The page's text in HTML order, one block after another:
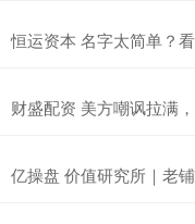
恒运资本 名字太简单？
财盛配资 美方嘲讽拉满
亿操盘 价值研究所｜老